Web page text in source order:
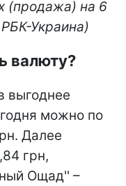
(продажа) на 6
Украина)
валюту?
выгоднее
можно по
Далее
грн,
Ощад'' –